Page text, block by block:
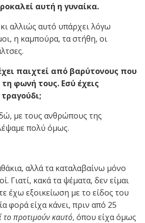
αυτή η γυναίκα.
αλλιώς αυτό υπάρχει λόγω
η καμπούρα, τα στήθη, οι
παιχτεί από βαρύτονους που
φωνή τους. Εσύ έχεις
με τους ανθρώπους της
πολύ όμως.
αλλά τα καταλαβαίνω μόνο
Γιατί, κακά τα ψέματα, δεν είμαι
έχω εξοικείωση με το είδος του
φορά είχα κάνει, πριν από 25
το προτιμούν καυτό, όπου είχα όμως